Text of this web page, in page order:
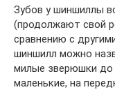
Зубов у шиншиллы
(продолжают свой
сравнению с
шиншилл можно
милые зверюшки до
маленькие, на